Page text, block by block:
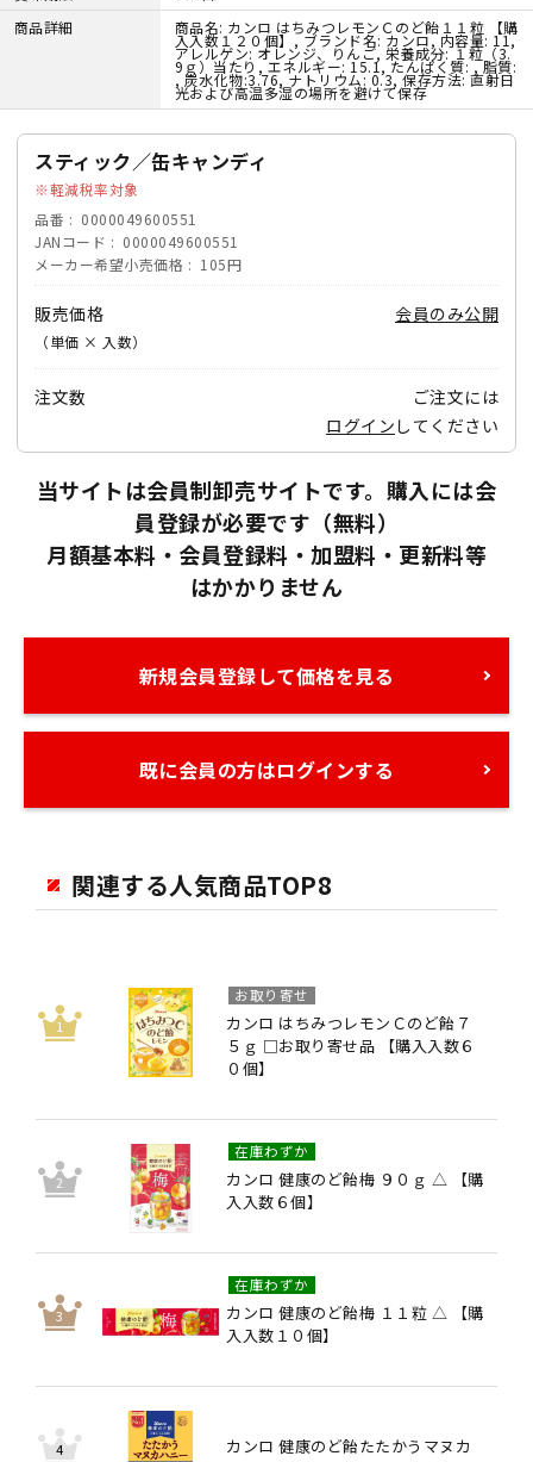
商品詳細
商品名: カンロ はちみつレモンＣのど飴１１粒 【購
入入数１２０個】, ブランド名: カンロ, 内容量: 11,
アレルゲン: オレンジ、りんご, 栄養成分: １粒（3.
9ｇ）当たり, エネルギー: 15.1, たんぱく質: , 脂質:
, 炭水化物:3.76, ナトリウム: 0.3, 保存方法: 直射日
光および高温多湿の場所を避けて保存
スティック／缶キャンディ
軽減税率対象
品番
0000049600551
JANコード
0000049600551
メーカー希望小売価格
105円
販売価格
（単価 × 入数）
会員のみ公開
注文数
ご注文には
ログイン してください
当サイトは会員制卸売サイトです。購入には会
員登録が必要です（無料）
月額基本料・会員登録料・加盟料・更新料等
はかかりません
新規会員登録して価格を見る
既に会員の方はログインする
関連する人気商品TOP8
カンロ はちみつレモンＣのど飴７
５ｇ □お取り寄せ品 【購入入数６
０個】
お取り寄せ
カンロ 健康のど飴梅 ９０ｇ △ 【購
入入数６個】
在庫わずか
カンロ 健康のど飴梅 １１粒 △ 【購
入入数１０個】
在庫わずか
カンロ 健康のど飴たたかうマヌカ